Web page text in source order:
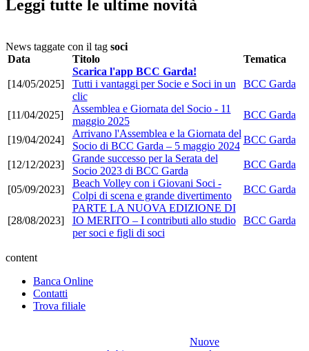
Leggi tutte le ultime novità
News taggate con il tag soci
Data
Titolo Tematica
[14/05/2025]
Scarica l'app BCC Garda!
Tutti i vantaggi per Socie e Soci in un
clic
BCC Garda
[11/04/2025]
Assemblea e Giornata del Socio - 11
maggio 2025
BCC Garda
[19/04/2024]
Arrivano l'Assemblea e la Giornata del
Socio di BCC Garda – 5 maggio 2024
BCC Garda
[12/12/2023]
Grande successo per la Serata del
Socio 2023 di BCC Garda
BCC Garda
[05/09/2023]
Beach Volley con i Giovani Soci -
Colpi di scena e grande divertimento
BCC Garda
[28/08/2023]
PARTE LA NUOVA EDIZIONE DI
IO MERITO – I contributi allo studio
per soci e figli di soci
BCC Garda
content
Banca Online
Contatti
Trova filiale
Nuove